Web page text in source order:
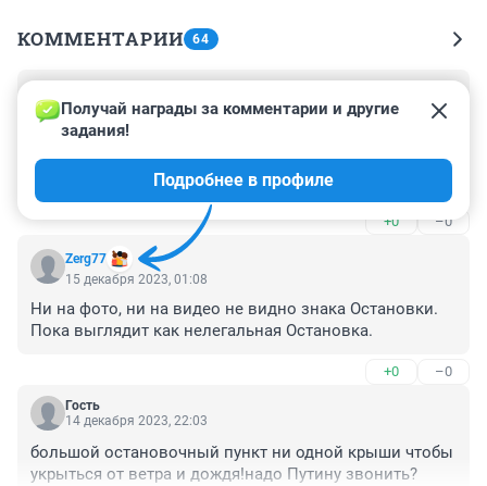
КОММЕНТАРИИ 64
15 декабря 2023, 09:54
Я пришла на остановку в 06-30 12.12.23 и она там
стояла, даже маршрутка не входила на остановку,
садились на проезжей части.
+0 –0
Zerg77
Получай награды за комментарии и другие
задания!
Подробнее в профиле
15 декабря 2023, 01:08
Ни на фото, ни на видео не видно знака Остановки.
Пока выглядит как нелегальная Остановка.
+0 –0
Гость
14 декабря 2023, 22:03
большой остановочный пункт ни одной крыши чтобы
укрыться от ветра и дождя!надо Путину звонить?